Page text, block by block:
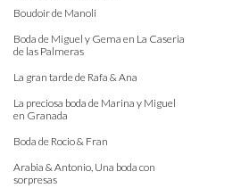
Boudoir de Manoli
Boda de Miguel y Gema en La Caseria
de las Palmeras
La gran tarde de Rafa & Ana
La preciosa boda de Marina y Miguel
en Granada
Boda de Rocio & Fran
Arabia & Antonio, Una boda con
sorpresas